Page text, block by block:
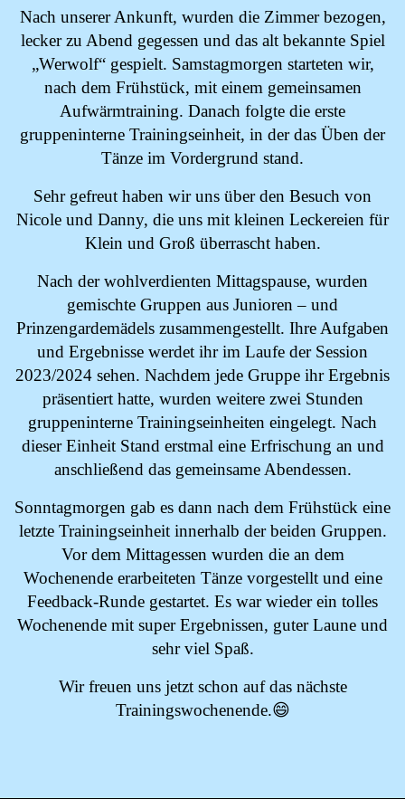
Nach unserer Ankunft, wurden die Zimmer bezogen,
lecker zu Abend gegessen und das alt bekannte Spiel
„Werwolf“ gespielt. Samstagmorgen starteten wir,
nach dem Frühstück, mit einem gemeinsamen
Aufwärmtraining. Danach folgte die erste
gruppeninterne Trainingseinheit, in der das Üben der
Tänze im Vordergrund stand.
Sehr gefreut haben wir uns über den Besuch von
Nicole und Danny, die uns mit kleinen Leckereien für
Klein und Groß überrascht haben.
Nach der wohlverdienten Mittagspause, wurden
gemischte Gruppen aus Junioren – und
Prinzengardemädels zusammengestellt. Ihre Aufgaben
und Ergebnisse werdet ihr im Laufe der Session
2023/2024 sehen. Nachdem jede Gruppe ihr Ergebnis
präsentiert hatte, wurden weitere zwei Stunden
gruppeninterne Trainingseinheiten eingelegt. Nach
dieser Einheit Stand erstmal eine Erfrischung an und
anschließend das gemeinsame Abendessen.
Sonntagmorgen gab es dann nach dem Frühstück eine
letzte Trainingseinheit innerhalb der beiden Gruppen.
Vor dem Mittagessen wurden die an dem
Wochenende erarbeiteten Tänze vorgestellt und eine
Feedback-Runde gestartet. Es war wieder ein tolles
Wochenende mit super Ergebnissen, guter Laune und
sehr viel Spaß.
Wir freuen uns jetzt schon auf das nächste
Trainingswochenende.😄